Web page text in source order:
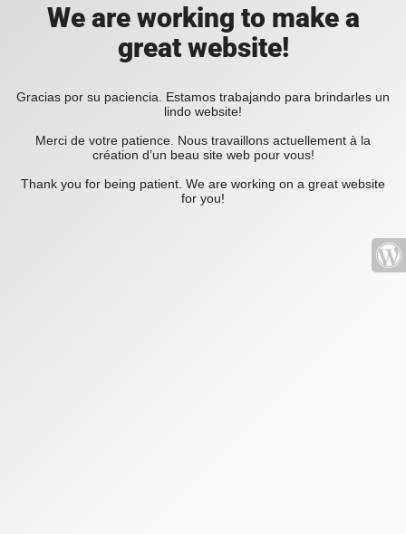
We are working to make a
great website!
Gracias por su paciencia. Estamos trabajando para brindarles un
lindo website!
Merci de votre patience. Nous travaillons actuellement à la
création d’un beau site web pour vous!
Thank you for being patient. We are working on a great website
for you!